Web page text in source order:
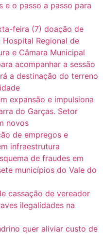
e o passo a passo para
feira (7) doação de
Regional de
e Câmara Municipal
acompanhar a sessão
a destinação do terreno
expansão e impulsiona
do Garças. Setor
novos
de empregos e
infraestrutura
de fraudes em
municípios do Vale do
cassação de vereador
ilegalidades na
quer aliviar custo de